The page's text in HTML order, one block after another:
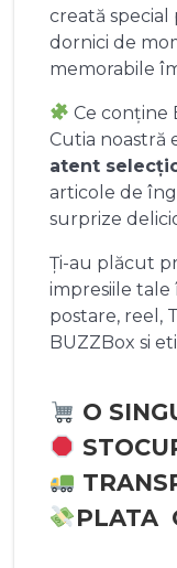
creată
dornici de
memorabile
Ce conține
Cutia noastră
atent
articole de
surprize
Ți-au plăcut
impresiile tale
postare, reel,
BUZZBox si
O
PLATA